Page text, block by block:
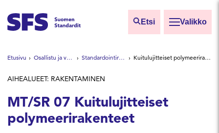
Etsi Valikko
Etsi sivuilta
Hae hakutermillä
Etusivu Osallistu ja vaikuta Standardointiryhmät Kuitulujitteiset polymeerirakenteet
AIHEALUEET: RAKENTAMINEN
MT/SR 07 Kuitulujitteiset
polymeerirakenteet